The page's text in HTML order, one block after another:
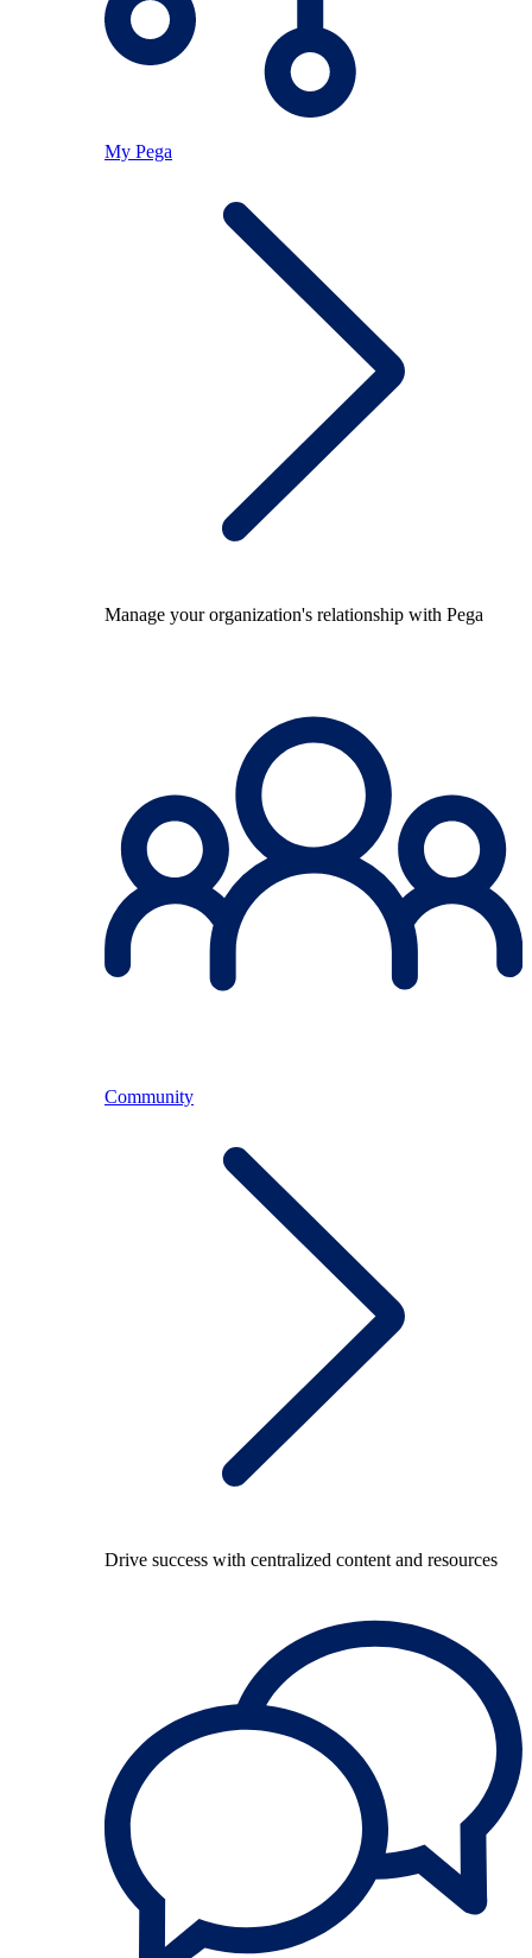
My Pega
Manage your organization's relationship with Pega
Community
Drive success with centralized content and resources